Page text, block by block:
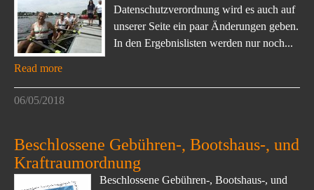
Datenschutzverordnung wird es auch auf
unserer Seite ein paar Änderungen geben.
In den Ergebnislisten werden nur noch...
Read more
06/05/2018
Beschlossene Gebühren-, Bootshaus-, und
Kraftraumordnung
Beschlossene Gebühren-, Bootshaus-, und